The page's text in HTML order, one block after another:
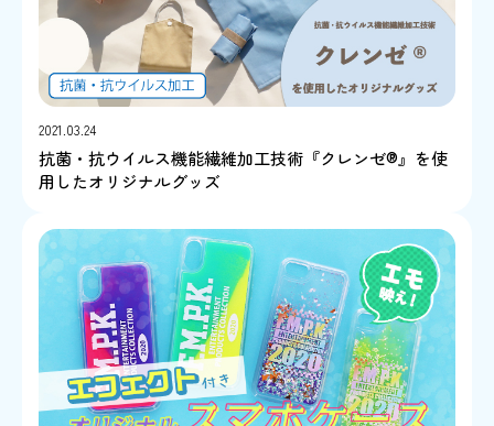
2021.03.24
抗菌・抗ウイルス機能繊維加工技術『クレンゼ®』を使
用したオリジナルグッズ